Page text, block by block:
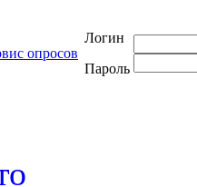
Логин
Пароль